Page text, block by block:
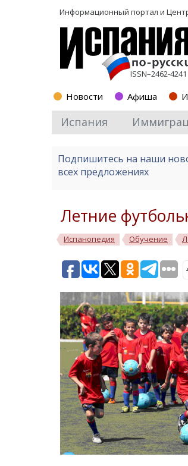
Информационный портал и
ISSN–2462-4241
Новости Афиша
Испания
Подпишитесь на наши
всех предложениях
Летние
Испанопедия Обучение